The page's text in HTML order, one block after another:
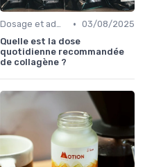
Dosage et administration • 03/08/2025
Quelle est la dose
quotidienne recommandée
de collagène ?